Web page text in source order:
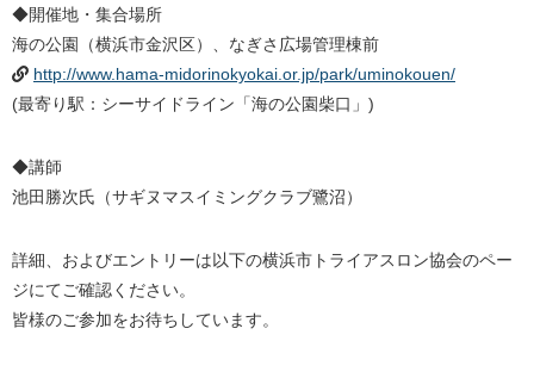
◆開催地・集合場所
海の公園（横浜市金沢区）、なぎさ広場管理棟前
http://www.hama-midorinokyokai.or.jp/park/uminokouen/
(最寄り駅：シーサイドライン「海の公園柴口」)
◆講師
池田勝次氏（サギヌマスイミングクラブ鷺沼）
詳細、およびエントリーは以下の横浜市トライアスロン協会のペー
ジにてご確認ください。
皆様のご参加をお待ちしています。